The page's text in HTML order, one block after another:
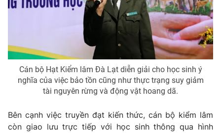
Vươn mình bằng AI
VTV9 VTV8
Liên hệ tòa soạn English
THỜI BÁO VTV
Cán bộ Hạt Kiểm lâm Đà Lạt diễn giải cho học sinh ý
nghĩa của việc bảo tồn cũng như thực trạng suy giảm
tài nguyên rừng và động vật hoang dã.
Bên cạnh việc truyền đạt kiến thức, cán bộ kiểm lâm
còn giao lưu trực tiếp với học sinh thông qua hình